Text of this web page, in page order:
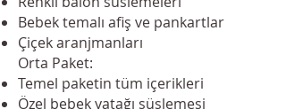
Bebek temalı afiş ve pankartlar
Çiçek aranjmanları
Orta Paket:
Temel paketin tüm içerikleri
Özel bebek yatağı süslemesi